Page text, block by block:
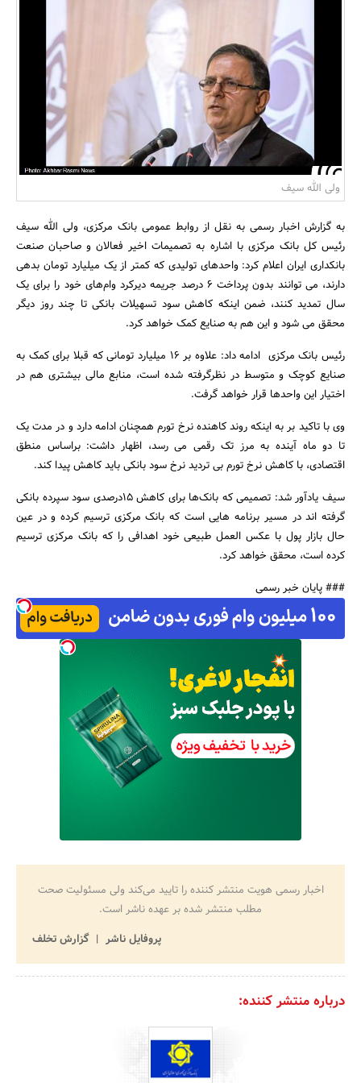
مسکن و ساختمان
جستجو
ولی الله سیف
به گزارش اخبار رسمی به نقل از روابط عمومی بانک مرکزی، ولی الله سیف
رئیس کل بانک مرکزی با اشاره به تصمیمات اخیر فعالان و صاحبان صنعت
بانکداری ایران اعلام کرد: واحدهای تولیدی که کمتر از یک میلیارد تومان بدهی
دارند، می توانند بدون پرداخت 6 درصد جریمه دیرکرد وام‌های خود را برای یک
سال تمدید کنند، ضمن اینکه کاهش سود تسهیلات بانکی تا چند روز دیگر
محقق می شود و این هم به صنایع کمک خواهد کرد.
رئیس بانک مرکزی ادامه داد: علاوه بر 16 میلیارد تومانی که قبلا برای کمک به
صنایع کوچک و متوسط در نظرگرفته شده است، منابع مالی بیشتری هم در
اختیار این واحدها قرار خواهد گرفت.
وی با تاکید بر به اینکه روند کاهنده نرخ تورم همچنان ادامه دارد و در مدت یک
تا دو ماه آینده به مرز تک رقمی می رسد، اظهار داشت: براساس منطق
اقتصادی، با کاهش نرخ تورم بی تردید نرخ سود بانکی باید کاهش پیدا کند.
سیف یادآور شد: تصمیمی که بانک‌ها برای کاهش 15درصدی سود سپرده بانکی
گرفته اند در مسیر برنامه هایی است که بانک مرکزی ترسیم کرده و در عین
حال بازار پول با عکس العمل طبیعی خود اهدافی را که بانک مرکزی ترسیم
کرده است، محقق خواهد کرد.
### پایان خبر رسمی
اخبار رسمی هویت منتشر کننده را تایید می‌کند ولی مسئولیت صحت
مطلب منتشر شده بر عهده ناشر است.
پروفایل ناشر
گزارش تخلف
درباره منتشر کننده: